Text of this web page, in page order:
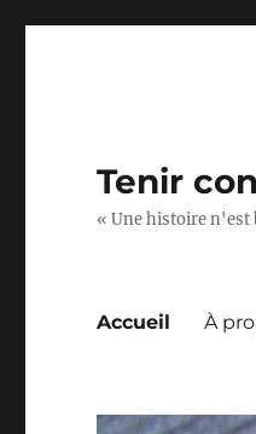
Tenir
« Une histoire n'est
Accueil À